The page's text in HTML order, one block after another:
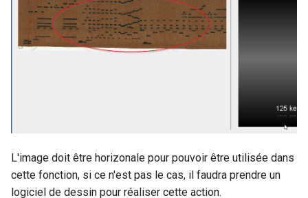
L'image doit être horizonale pour pouvoir être utilisée dans
cette fonction, si ce n'est pas le cas, il faudra prendre un
logiciel de dessin pour réaliser cette action.